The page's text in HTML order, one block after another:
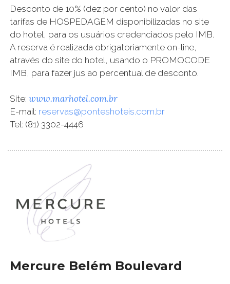
Desconto de 10% (dez por cento) no valor das
tarifas de HOSPEDAGEM disponibilizadas no site
do hotel, para os usuários credenciados pelo IMB.
A reserva é realizada obrigatoriamente on-line,
através do site do hotel, usando o PROMOCODE
IMB, para fazer jus ao percentual de desconto.
Site: www.marhotel.com.br
E-mail: reservas@ponteshoteis.com.br
Tel: (81) 3302-4446
Mercure Belém Boulevard